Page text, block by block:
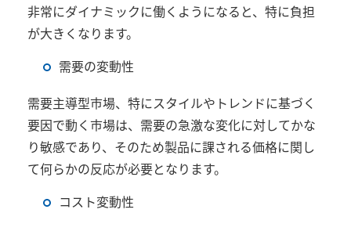
非常にダイナミックに働くようになると、特に負担
が大きくなります。
需要の変動性
需要主導型市場、特にスタイルやトレンドに基づく
要因で動く市場は、需要の急激な変化に対してかな
り敏感であり、そのため製品に課される価格に関し
て何らかの反応が必要となります。
コスト変動性